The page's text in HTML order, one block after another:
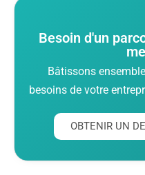
Besoin d'un
Bâtissons
besoins de votre
OBTENIR UN